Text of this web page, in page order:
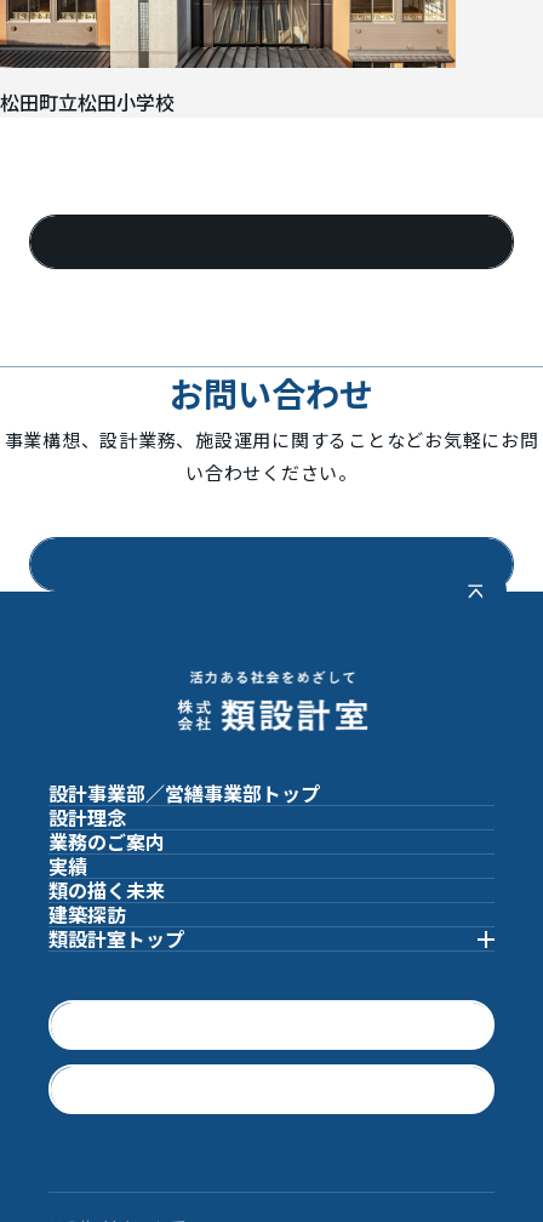
松田町立松田小学校
お問い合わせ
事業構想、設計業務、施設運用に関することなどお気軽にお問
い合わせください。
設計事業部／営繕事業部 トップ
設計理念
業務のご案内
実績
類の描く未来
建築探訪
類設計室トップ
会社概要
ご挨拶
組織図